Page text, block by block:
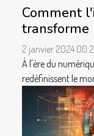
Comment
transforme
2 janvier 2024
À l'ère du
redéfinissent le